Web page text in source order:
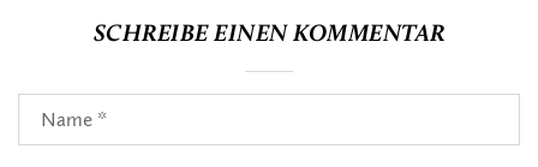
SCHREIBE EINEN KOMMENTAR